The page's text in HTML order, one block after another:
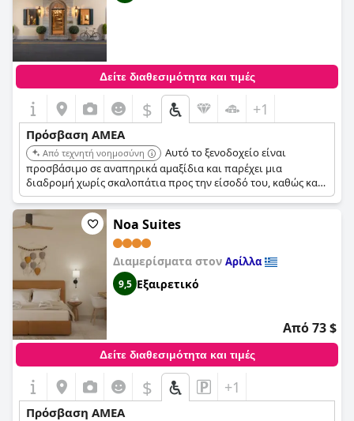
Δείτε διαθεσιμότητα και τιμές
$ +1
Πρόσβαση ΑΜΕΑ
Από τεχνητή νοημοσύνη
Αυτό το ξενοδοχείο είναι
προσβάσιμο σε αναπηρικά αμαξίδια και παρέχει μια
διαδρομή χωρίς σκαλοπάτια προς την είσοδό του, καθώς και
καλά φωτισμένα μονοπάτια. Διαθέτει θυρωρείο και γραφεία
εγγραφής προσβάσιμα σε αναπηρικά αμαξίδια, καθώς και ένα
εστιατόριο προσβάσιμο σε αναπηρικά αμαξίδια. Διατίθενται
δωμάτια και εγκαταστάσεις για άτομα με αναπηρία.
Noa Suites
Διαμερίσματα στον Αρίλλα
9,5 Εξαιρετικό
Από 73 $
Δείτε διαθεσιμότητα και τιμές
$ +1
Πρόσβαση ΑΜΕΑ